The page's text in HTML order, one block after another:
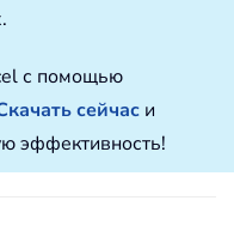
с помощью
сейчас и
эффективность!